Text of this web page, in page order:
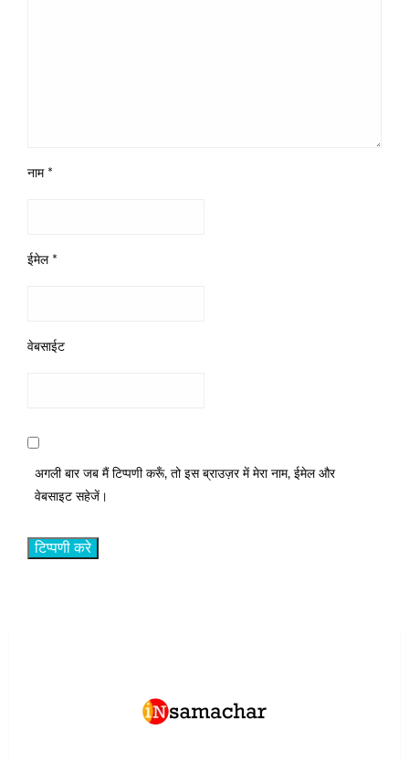
नाम *
ईमेल *
वेबसाईट
अगली बार जब मैं टिप्पणी करूँ, तो इस ब्राउज़र में मेरा नाम, ईमेल और
वेबसाइट सहेजें।